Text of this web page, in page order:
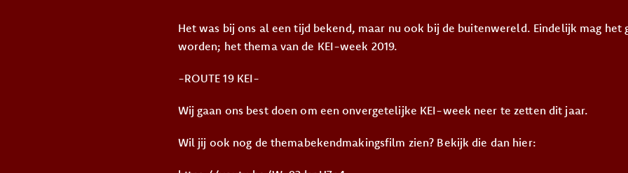
Het was bij ons al een tijd bekend, maar nu ook bij de buitenwereld. Eindelijk mag het
worden; het thema van de KEI-week 2019.
-ROUTE 19 KEI-
Wij gaan ons best doen om een onvergetelijke KEI-week neer te zetten dit jaar.
Wil jij ook nog de themabekendmakingsfilm zien? Bekijk die dan hier: